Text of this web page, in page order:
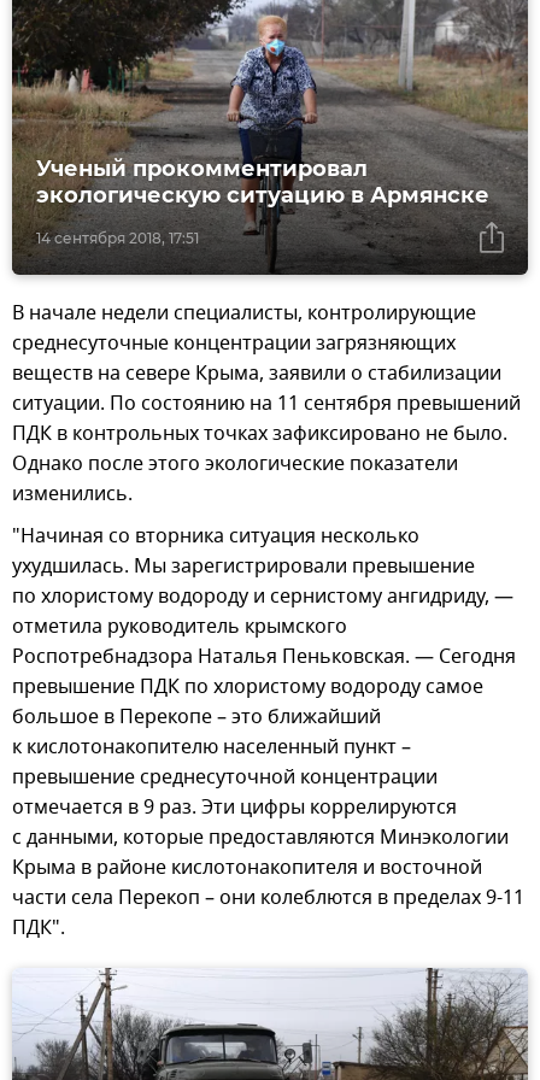
14 сентября 2018, 17:51
Ученый прокомментировал
экологическую ситуацию в Армянске
В начале недели специалисты, контролирующие
среднесуточные концентрации загрязняющих
веществ на севере Крыма, заявили о стабилизации
ситуации. По состоянию на 11 сентября превышений
ПДК в контрольных точках зафиксировано не было.
Однако после этого экологические показатели
изменились.
"Начиная со вторника ситуация несколько
ухудшилась. Мы зарегистрировали превышение
по хлористому водороду и сернистому ангидриду, —
отметила руководитель крымского
Роспотребнадзора Наталья Пеньковская. — Сегодня
превышение ПДК по хлористому водороду самое
большое в Перекопе – это ближайший
к кислотонакопителю населенный пункт –
превышение среднесуточной концентрации
отмечается в 9 раз. Эти цифры коррелируются
с данными, которые предоставляются Минэкологии
Крыма в районе кислотонакопителя и восточной
части села Перекоп – они колеблются в пределах 9-11
ПДК".